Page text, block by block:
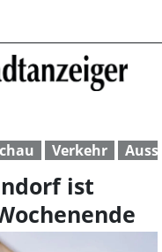
Start:
Verkehr
ist